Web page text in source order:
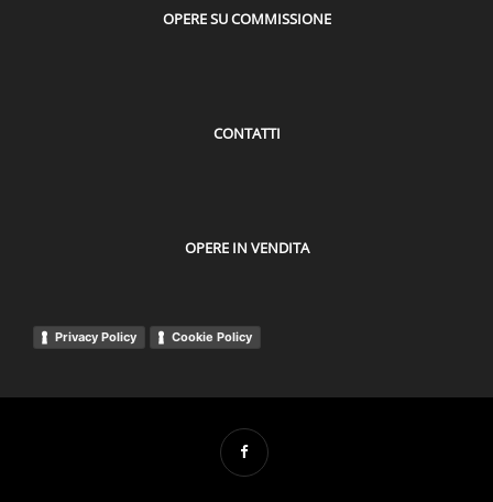
OPERE SU COMMISSIONE
CONTATTI
OPERE IN VENDITA
Privacy Policy Cookie Policy